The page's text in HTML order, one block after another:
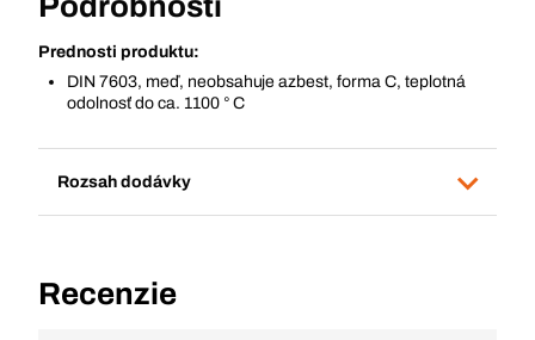
Prednosti produktu:
DIN 7603, meď, neobsahuje azbest, forma C, teplotná
odolnosť do ca. 1100 ° C
Rozsah dodávky
Recenzie